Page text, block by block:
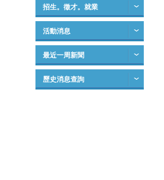
招生。徵才。就業
活動消息
最近一周新聞
歷史消息查詢